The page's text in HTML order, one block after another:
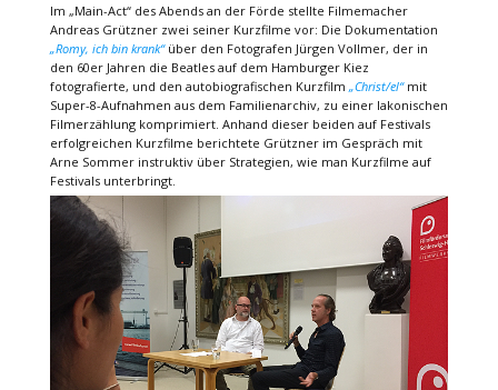
Im „Main-Act“ des Abends an der Förde stellte Filmemacher
Andreas Grützner zwei seiner Kurzfilme vor: Die Dokumentation
„Romy, ich bin krank“ über den Fotografen Jürgen Vollmer, der in
den 60er Jahren die Beatles auf dem Hamburger Kiez
fotografierte, und den autobiografischen Kurzfilm „Christ/el“mit
Super-8-Aufnahmen aus dem Familienarchiv, zu einer lakonischen
Filmerzählung komprimiert. Anhand dieser beiden auf Festivals
erfolgreichen Kurzfilme berichtete Grützner im Gespräch mit
Arne Sommer instruktiv über Strategien, wie man Kurzfilme auf
Festivals unterbringt.